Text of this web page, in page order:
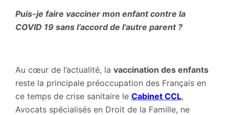
Puis-je faire vacciner mon enfant contre la
COVID 19 sans l’accord de l’autre parent ?
Au cœur de l’actualité, la vaccination des enfants
reste la principale préoccupation des Français en
ce temps de crise sanitaire le Cabinet CCL,
Avocats spécialisés en Droit de la Famille, ne